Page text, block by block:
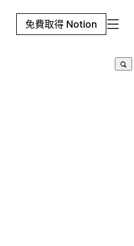
免費取得 Notion